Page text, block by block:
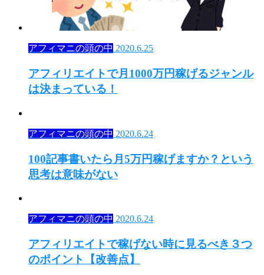
アフィマニの頭の中 2020.6.25
アフィリエイトで月1000万円稼げるジャンル
は決まっている！
アフィマニの頭の中 2020.6.24
100記事書いたら月5万円稼げますか？という
思考は意味がない
アフィマニの頭の中 2020.6.24
アフィリエイトで稼げない時に見るべき３つ
のポイント【改善点】